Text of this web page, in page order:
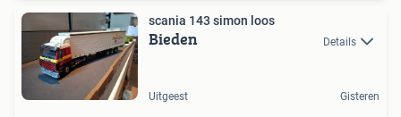
scania 143 simon loos
Bieden Details
Uitgeest Gisteren